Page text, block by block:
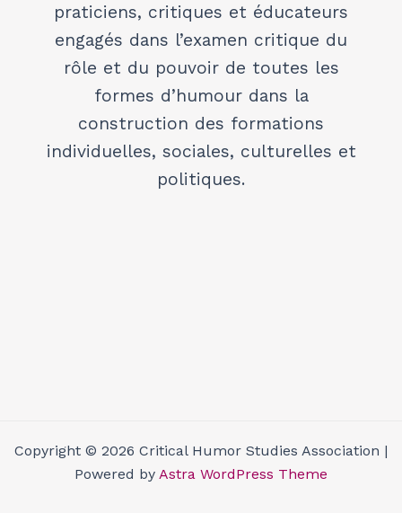
praticiens, critiques et éducateurs
engagés dans l’examen critique du
rôle et du pouvoir de toutes les
formes d’humour dans la
construction des formations
individuelles, sociales, culturelles et
politiques.
Copyright © 2026 Critical Humor Studies Association |
Powered by Astra WordPress Theme